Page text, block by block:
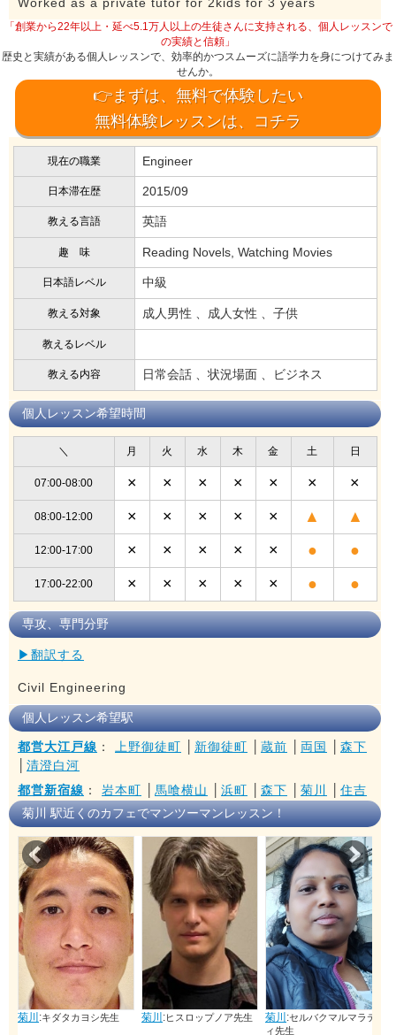
Worked as a private tutor for 2kids for 3 years
「創業から22年以上・延べ5.1万人以上の生徒さんに支持される、個人レッスンで
の実績と信頼」
歴史と実績がある個人レッスンで、効率的かつスムーズに語学力を身につけてみま
せんか。
👉まずは、無料で体験したい
無料体験レッスンは、コチラ
現在の職業 Engineer
日本滞在歴 2015/09
教える言語 英語
趣 味 Reading Novels, Watching Movies
日本語レベル 中級
教える対象 成人男性 、成人女性 、子供
教えるレベル
教える内容 日常会話 、状況場面 、ビジネス
個人レッスン希望時間
＼ 月 火 水 木 金 土 日
07:00-08:00 × × × × × × ×
08:00-12:00 × × × × × ▲ ▲
12:00-17:00 × × × × × ● ●
17:00-22:00 × × × × × ● ●
専攻、専門分野
▶翻訳する
Civil Engineering
個人レッスン希望駅
都営大江戸線 ： 上野御徒町 新御徒町 蔵前 両国
森下
清澄白河
都営新宿線 ： 岩本町 馬喰横山 浜町 森下 菊川
住吉
菊川 駅近くのカフェでマンツーマンレッスン！
:キダタカヨシ先生 :ヒスロップノア先生 菊川 :セルバクマルマラテ
ィ先生
菊川
Prev